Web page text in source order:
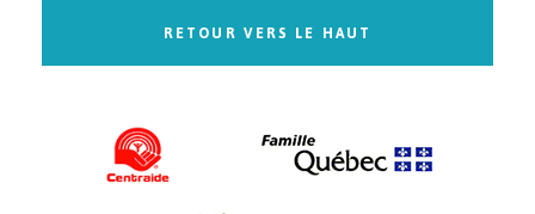
RETOUR VERS LE HAUT